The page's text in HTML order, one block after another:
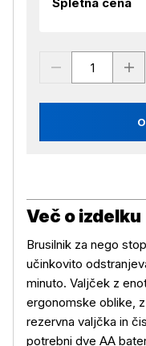
Več o izdelku
Brusilnik za nego
učinkovito
minuto. Valjček z
ergonomske oblike,
rezervna valjčka in
potrebni dve AA